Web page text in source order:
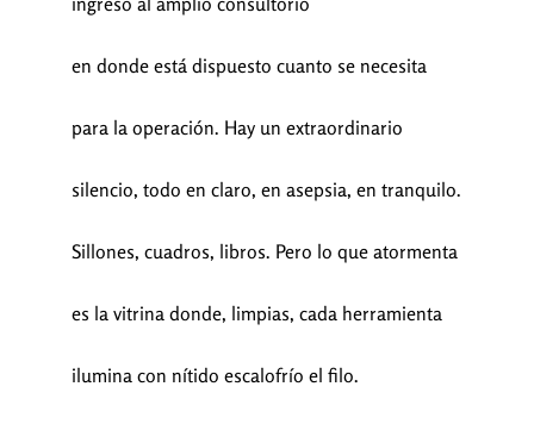
en donde está dispuesto cuanto se necesita
para la operación. Hay un extraordinario
silencio, todo en claro, en asepsia, en tranquilo.
Sillones, cuadros, libros. Pero lo que atormenta
es la vitrina donde, limpias, cada herramienta
ilumina con nítido escalofrío el filo.